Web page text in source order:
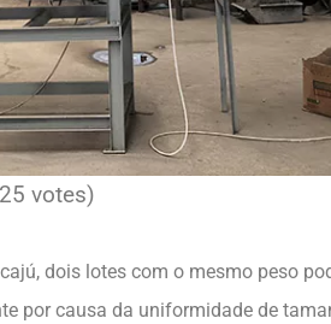
votes)
dois lotes com o mesmo peso
por causa da uniformidade de